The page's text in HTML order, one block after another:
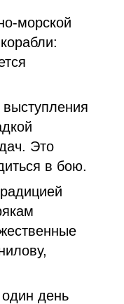
морской
Это
в бою.
день